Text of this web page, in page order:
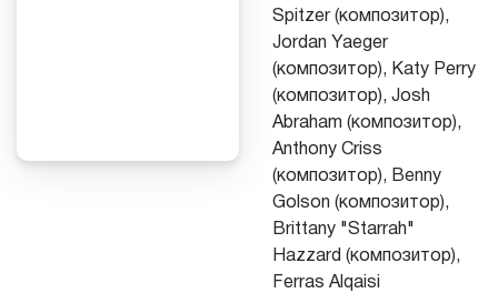
Spitzer (композитор),
Jordan Yaeger
(композитор), Katy Perry
(композитор), Josh
Abraham (композитор),
Anthony Criss
(композитор), Benny
Golson (композитор),
Brittany "Starrah"
Hazzard (композитор),
Ferras Alqaisi